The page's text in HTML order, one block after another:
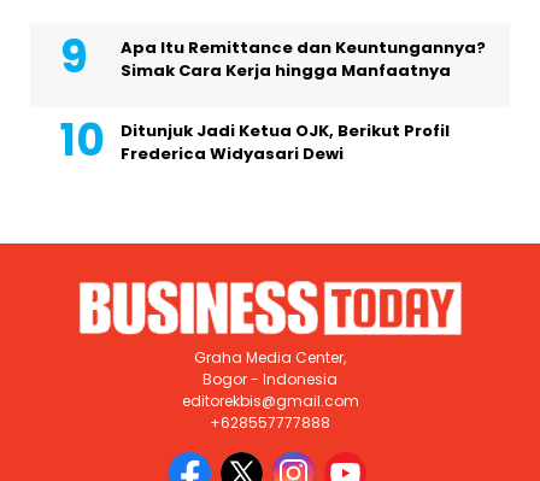
Apa Itu Remittance dan Keuntungannya?
Simak Cara Kerja hingga Manfaatnya
Ditunjuk Jadi Ketua OJK, Berikut Profil
Frederica Widyasari Dewi
Graha Media Center,
Bogor - Indonesia
editorekbis@gmail.com
+628557777888